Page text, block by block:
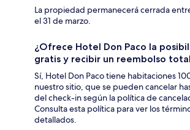
La propiedad permanecerá cerrada
el 31 de marzo.
¿Ofrece Hotel Don Paco la
gratis y recibir un reembolso
Sí, Hotel Don Paco tiene habitaciones
nuestro sitio, que se pueden cancelar
del check-in según la política de
Consulta esta política para ver los
detallados.